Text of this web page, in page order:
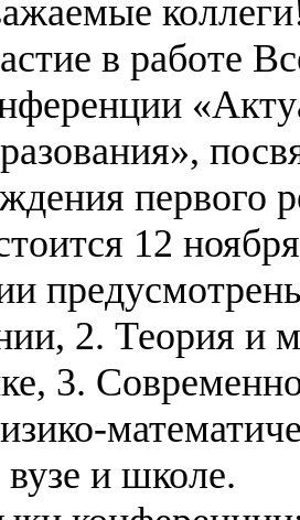
в работе
первого
12
2. Теория и
3.
и школе.